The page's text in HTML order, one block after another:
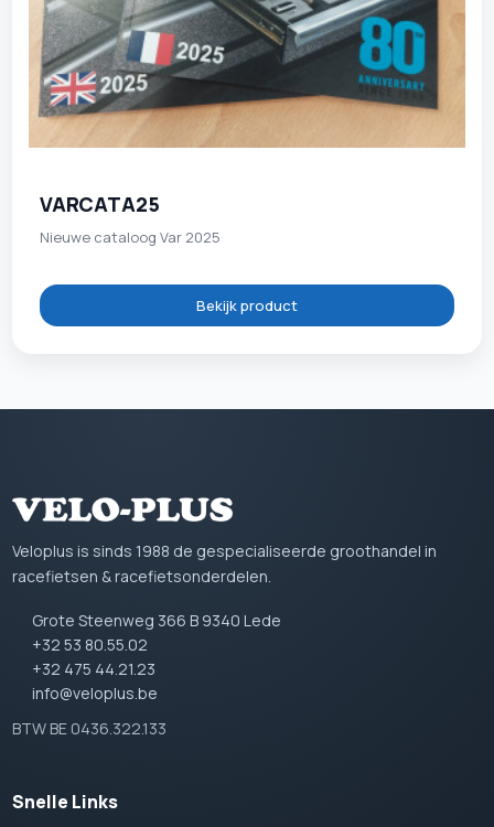
VARCATA25
Nieuwe cataloog Var 2025
Bekijk product
Veloplus is sinds 1988 de gespecialiseerde groothandel in
racefietsen & racefietsonderdelen.
Grote Steenweg 366 B 9340 Lede
+32 53 80.55.02
+32 475 44.21.23
info@veloplus.be
BTW BE 0436.322.133
Snelle Links